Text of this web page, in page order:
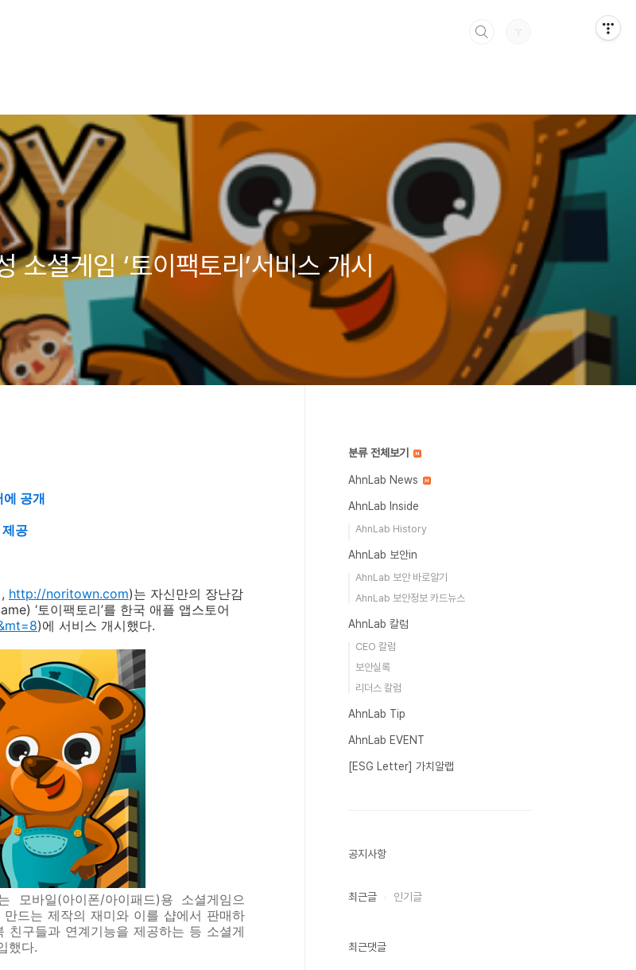
셜게임 ‘토이팩토리’서비스 개시
공개
공
, http://noritown.com)는 자신만의 장난감
‘토이팩토리’를 한국 애플 앱스토어
)에 서비스 개시했다.
모바일(아이폰/아이패드)용 소셜게임으
드는 제작의 재미와 이를 샵에서 판매하
친구들과 연계기능을 제공하는 등 소셜게
했다.
분류 전체보기
AhnLab News
AhnLab Inside
AhnLab History
AhnLab 보안in
AhnLab 보안 바로알기
AhnLab 보안정보 카드뉴스
AhnLab 칼럼
CEO 칼럼
보안실록
리더스 칼럼
AhnLab Tip
AhnLab EVENT
[ESG Letter] 가치알랩
공지사항
최근글 인기글
최근댓글